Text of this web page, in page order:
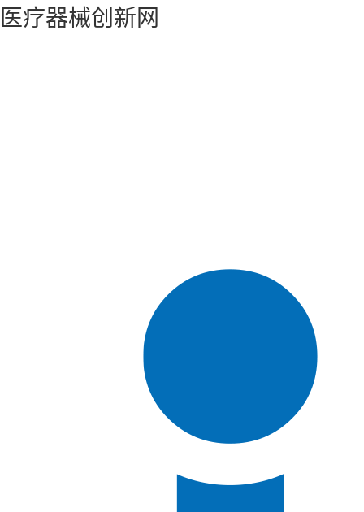
医疗器械创新网